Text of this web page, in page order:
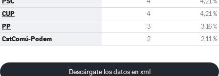
CUP 4 4,21 %
PP 3 3,16 %
CatComú-Podem 2 2,11 %
Descárgate los datos en xml